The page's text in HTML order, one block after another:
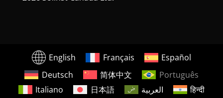
English Français
Español
Deutsch
简体中文
Português
Italiano
日本語 العربية हिन्दी